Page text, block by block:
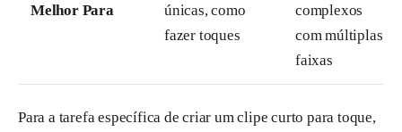
Melhor Para
únicas, como
fazer toques
complexos
com múltiplas
faixas
Para a tarefa específica de criar um clipe curto para toque,